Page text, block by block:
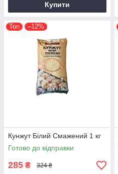
Купити
Топ –12%
Кунжут Білий Смажений 1 кг
Готово до відправки
285 ₴ 324 ₴